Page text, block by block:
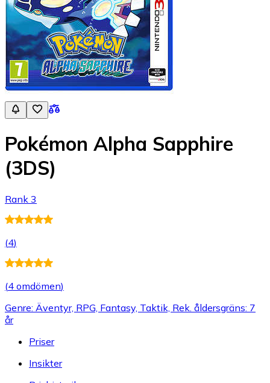
Pokémon Alpha Sapphire
(3DS)
Rank 3
(4)
(4 omdömen)
Genre: Äventyr, RPG, Fantasy, Taktik, Rek. åldersgräns: 7
år
Priser
Insikter